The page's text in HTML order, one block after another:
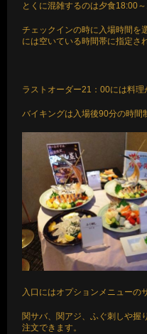
とくに混雑するのは夕食18:00
チェックインの時に入場時間を
には空いている時間帯に指定さ
ラストオーダー21：00には料理
バイキングは入場後90分の時間
入口にはオプションメニューの
関サバ、関アジ、ふぐ刺しや握
注文できます。